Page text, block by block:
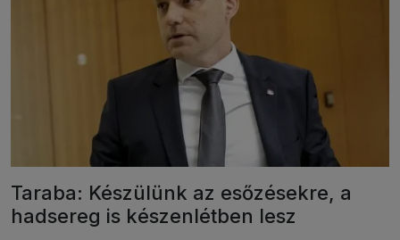
Taraba: Készülünk az esőzésekre, a
hadsereg is készenlétben lesz